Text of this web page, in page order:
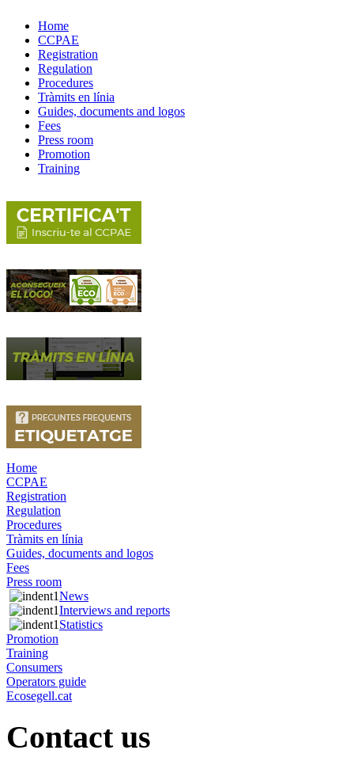
Home
CCPAE
Registration
Regulation
Procedures
Tràmits en línia
Guides, documents and logos
Fees
Press room
Promotion
Training
Home
CCPAE
Registration
Regulation
Procedures
Tràmits en línia
Guides, documents and logos
Fees
Press room
News
Interviews and reports
Statistics
Promotion
Training
Consumers
Operators guide
Ecosegell.cat
Contact us